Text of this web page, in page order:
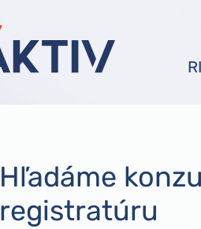
Hľadáme
registratúru